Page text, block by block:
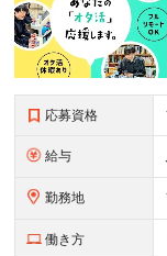
応募資格
給与
勤務地
働き方